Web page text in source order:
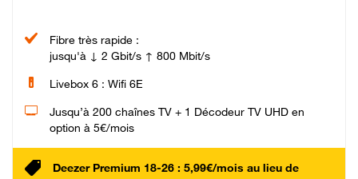
Fibre très rapide :
jusqu'à ↓ 2 Gbit/s ↑ 800 Mbit/s
Livebox 6 : Wifi 6E
Jusqu’à 200 chaînes TV + 1 Décodeur TV UHD en
option à 5€/mois
Deezer Premium 18-26 : 5,99€/mois au lieu de